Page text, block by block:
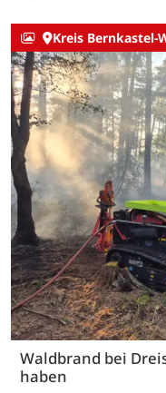
Kreis Bernkastel-
Waldbrand bei
haben